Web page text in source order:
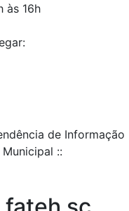
às 16h
de Informação
::